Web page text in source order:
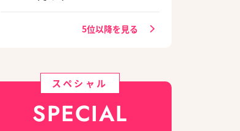
5位以降を見る
スペシャル
SPECIAL